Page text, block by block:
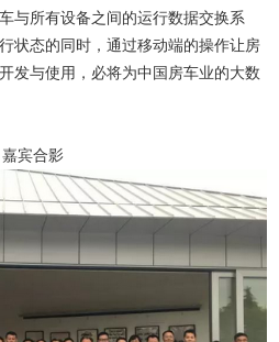
与所有设备之间的运行数据交换系
状态的同时，通过移动端的操作让房
发与使用，必将为中国房车业的大数
嘉宾合影